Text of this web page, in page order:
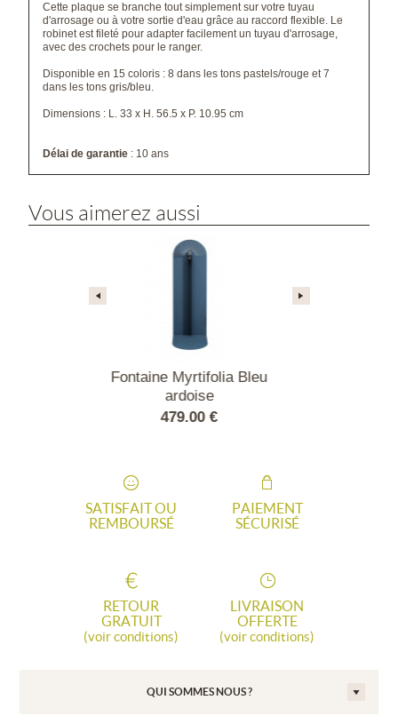
Cette plaque se branche tout simplement sur votre tuyau
d'arrosage ou à votre sortie d'eau grâceau raccord flexible. Le
robinet est fileté pour adapter facilement un tuyau d'arrosage,
avec des crochets pour le ranger.
Disponible en 15 coloris : 8 dans les tons pastels/rouge et 7
dans les tons gris/bleu.
Dimensions : L. 33 x H. 56.5 x P. 10.95 cm
Délai de garantie : 10 ans
Vous aimerez aussi
Myrtifolia Bleu
Grande vasque pour
fontaine Myrtifolia Tons
SATISFAIT OU
REMBOURSÉ
PAIEMENT
SÉCURISÉ
RETOUR
GRATUIT
(voir conditions)
LIVRAISON
OFFERTE
(voir conditions)
QUI SOMMES NOUS ?